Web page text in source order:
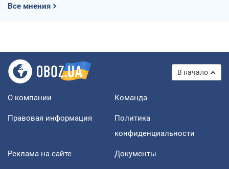
Все мнения
В начало
О компании Команда
Правовая информация
Политика
конфиденциальности
Реклама на сайте Документы